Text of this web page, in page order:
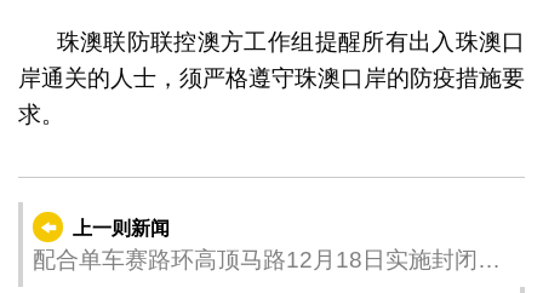
珠澳联防联控澳方工作组提醒所有出入珠澳口
岸通关的人士，须严格遵守珠澳口岸的防疫措施要
求。
上一则新闻
配合单车赛路环高顶马路12月18日实施封闭交